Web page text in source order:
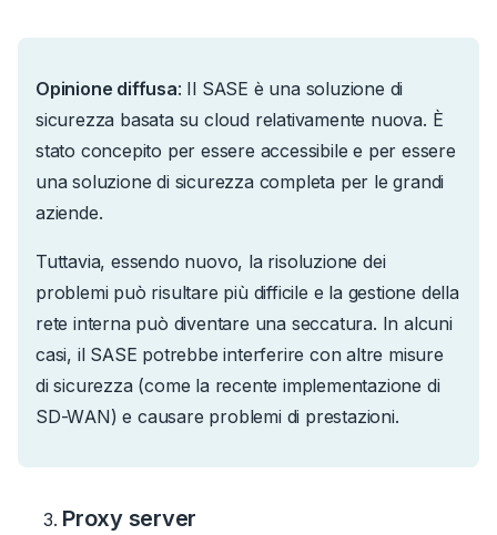
Opinione diffusa: Il SASE è una soluzione di
sicurezza basata su cloud relativamente nuova. È
stato concepito per essere accessibile e per essere
una soluzione di sicurezza completa per le grandi
aziende.
Tuttavia, essendo nuovo, la risoluzione dei
problemi può risultare più difficile e la gestione della
rete interna può diventare una seccatura. In alcuni
casi, il SASE potrebbe interferire con altre misure
di sicurezza (come la recente implementazione di
SD-WAN) e causare problemi di prestazioni.
Proxy server